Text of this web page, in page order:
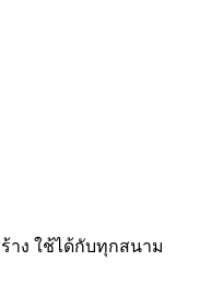
ร้าง ใช้ได้กับทุกสนาม